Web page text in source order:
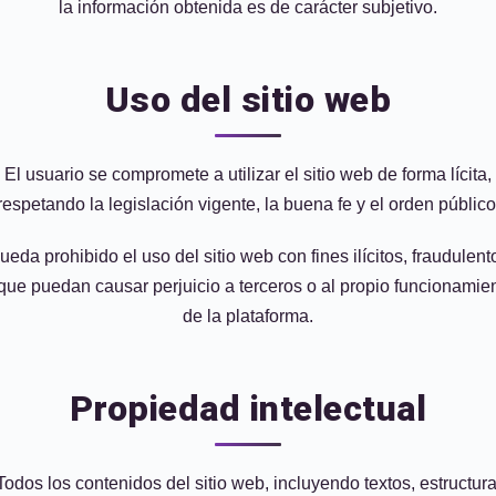
la información obtenida es de carácter subjetivo.
Uso del sitio web
El usuario se compromete a utilizar el sitio web de forma lícita,
la legislación vigente, la buena fe y el orden
prohibido el uso del sitio web con fines ilícitos,
puedan causar perjuicio a terceros o al propio
de la plataforma.
Propiedad intelectual
los contenidos del sitio web, incluyendo textos,